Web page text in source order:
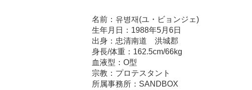
名前：유병재(ユ・ビョンジェ)
生年月日：1988年5月6日
出身：忠清南道 洪城郡
身長/体重：162.5cm/66kg
血液型：O型
宗教：プロテスタント
所属事務所：SANDBOX